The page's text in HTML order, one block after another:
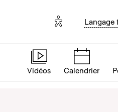
OptionsLangage
Vidéos Calendrier